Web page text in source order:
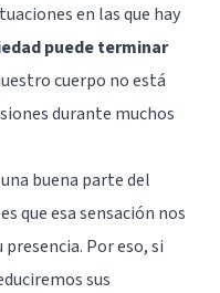
en las que hay
puede terminar
cuerpo no está
durante muchos
buena parte del
que esa sensación nos
Por eso, si
sus